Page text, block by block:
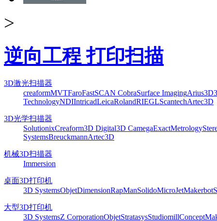
>
逆向工程 打印扫描
3D激光扫描器
creaformMVTFaroFastSCAN CobraSurface ImagingArius3D
TechnologyNDIIntricadLeicaRolandRIEGLScantechArtec3D
3D光学扫描器
SolutionixCreaform3D Digital3D CamegaExactMetrology
SystemsBreuckmannArtec3D
机械3D扫描器
Immersion
桌面3D打印机
3D SystemsObjetDimensionRapManSolidoMicroJetMakerbot
大型3D打印机
3D SystemsZ CorporationObjetStratasysStudiomillConcept